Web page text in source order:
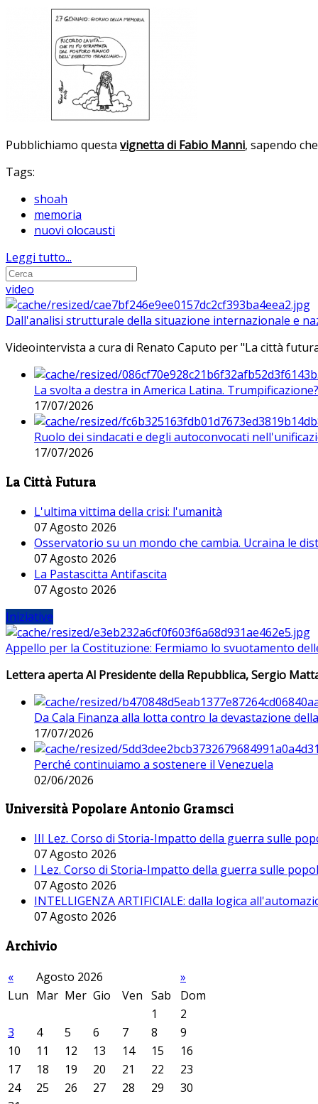
Pubblichiamo questa vignetta di Fabio Manni, sapendo
Tags:
shoah
memoria
nuovi olocausti
Leggi tutto...
video
Dall'analisi strutturale della situazione internazionale e
Videointervista a cura di Renato Caputo per "La città
La svolta a destra in America Latina. Trumpificazione?
17/07/2026
Ruolo dei sindacati e degli autoconvocati
17/07/2026
La Città Futura
L'ultima vittima della crisi: l'umanità
07 Agosto 2026
Osservatorio su un mondo che cambia. Ucraina le
07 Agosto 2026
La Pastascitta Antifascita
07 Agosto 2026
Iniziative
Appello per la Costituzione: Fermiamo lo svuotamento
Lettera aperta Al Presidente della Repubblica, Sergio
Da Cala Finanza alla lotta contro la devastazione
17/07/2026
Perché continuiamo a sostenere il Venezuela
02/06/2026
Università Popolare Antonio Gramsci
III Lez. Corso di Storia-Impatto della guerra sulle
07 Agosto 2026
I Lez. Corso di Storia-Impatto della guerra sulle
07 Agosto 2026
INTELLIGENZA ARTIFICIALE: dalla logica
07 Agosto 2026
Archivio
« Agosto 2026
»
Lun Mar Mer Gio Ven Sab
Dom
1
2
3
4 5 6 7 8
9
10
11 12 13 14 15
16
17
18 19 20 21 22
23
24
25 26 27 28 29
30